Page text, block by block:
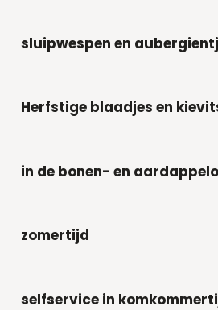
sluipwespen en
Herfstige blaadjes en
in de bonen- en
zomertijd
selfservice in